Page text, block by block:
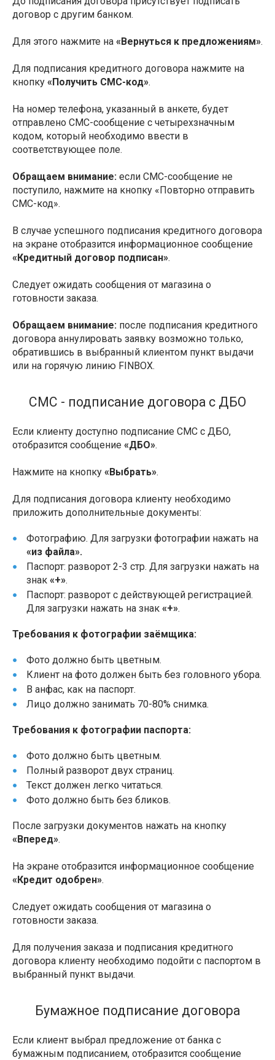
договор с другим банком.
Для этого нажмите на «Вернуться к предложениям».
Для подписания кредитного договора нажмите на
кнопку «Получить СМС-код».
На номер телефона, указанный в анкете, будет
отправлено СМС-сообщение с четырехзначным
кодом, который необходимо ввести в
соответствующее поле.
Обращаем внимание: если СМС-сообщение не
поступило, нажмите на кнопку «Повторно отправить
СМС-код».
В случае успешного подписания кредитного договора
на экране отобразится информационное сообщение
«Кредитный договор подписан».
Следует ожидать сообщения от магазина о
готовности заказа.
Обращаем внимание: после подписания кредитного
договора аннулировать заявку возможно только,
обратившись в выбранный клиентом пункт выдачи
или на горячую линию FINBOX.
СМС - подписание договора с ДБО
Если клиенту доступно подписание СМС с ДБО,
отобразится сообщение «ДБО».
Нажмите на кнопку «Выбрать».
Для подписания договора клиенту необходимо
приложить дополнительные документы:
Фотографию. Для загрузки фотографии нажать на
«из файла».
Паспорт: разворот 2-3 стр. Для загрузки нажать на
знак «+».
Паспорт: разворот с действующей регистрацией.
Для загрузки нажать на знак «+».
Требования к фотографии заёмщика:
Фото должно быть цветным.
Клиент на фото должен быть без головного убора.
В анфас, как на паспорт.
Лицо должно занимать 70-80% снимка.
Требования к фотографии паспорта:
Фото должно быть цветным.
Полный разворот двух страниц.
Текст должен легко читаться.
Фото должно быть без бликов.
После загрузки документов нажать на кнопку
«Вперед».
На экране отобразится информационное сообщение
«Кредит одобрен».
Следует ожидать сообщения от магазина о
готовности заказа.
Для получения заказа и подписания кредитного
договора клиенту необходимо подойти с паспортом в
выбранный пункт выдачи.
Бумажное подписание договора
Если клиент выбрал предложение от банка с
бумажным подписанием, отобразится сообщение